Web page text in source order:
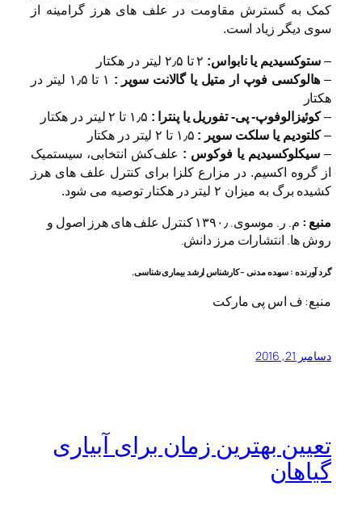
کمک به گسترش مقاومت در علف های هرز گرامینه از
سوی دیگر زیاد است.
– ستوکسیدیم یا نابواس:
– هالوکسی فوپ ار متیل یا گالانت سوپر :
۱ تا ۱٫۵ لیتر در
هکتار
–کوئیزالوفوپ- پی- تفوریل یا پنترا :
–کلتودیم یا سلکت سوپر :
–سیکلوکسیدیم یا فوکوس : علف‌کش انتخابی، سیستمیک
از گروه اکسیم. در مزارع کلزا برای کنترل علف های هرز
کشیده برگ به میزان ۲ لیتر در هکتار توصیه می شود.
منبع :
م. ر. موسوی. ۱۳۹۰٫ کنترل علف های هرز اصول و
روش ها. انتشارات مرز دانش.
گرد آورنده : سپیده مدنی – کارشناس ارشد بیماری شناسی.
منبع: ف اس پی مارکت
دسامبر 21, 2016
تعیین بهترین زمان برای آبیاری
گیاهان